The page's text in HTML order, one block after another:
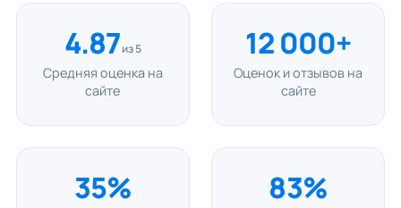
4.87из 5
Средняя оценка на
сайте
12 000+
Оценок и отзывов на
сайте
35% 83%